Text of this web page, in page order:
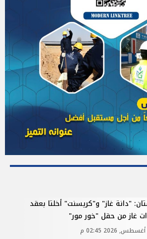
"دانة غاز" و"كريسنت" أخلتا بعقد
غاز من حقل "خور مور"